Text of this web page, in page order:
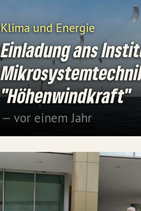
Klima und Energie
Einladung ans
"Höhenwindkraft"
— vor einem Jahr